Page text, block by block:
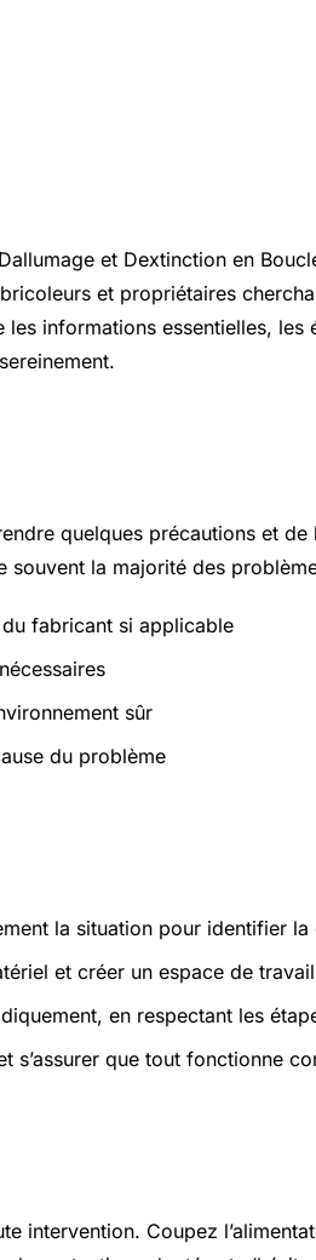
et Dextinction en
et propriétaires
informations essentielles, les
quelques précautions et
souvent la majorité des
fabricant si applicable
sûr
du problème
la situation pour identifier la
et créer un espace de
en respectant les
s’assurer que tout fonctionne
intervention. Coupez